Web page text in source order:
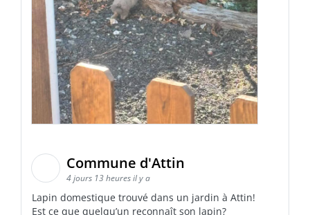
Commune d'Attin
4 jours 13 heures il y a
Lapin domestique trouvé dans un jardin à Attin!
Est ce que quelqu’un reconnaît son lapin?